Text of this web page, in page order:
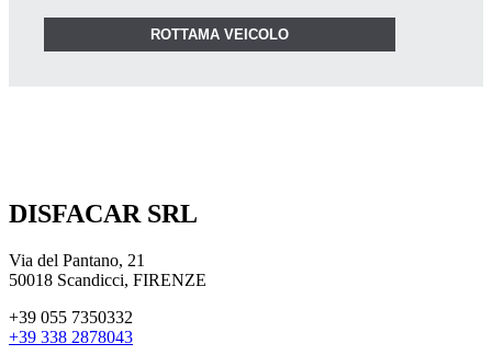
ROTTAMA VEICOLO
DISFACAR SRL
Via del Pantano, 21
50018 Scandicci, FIRENZE
+39 055 7350332
+39 338 2878043